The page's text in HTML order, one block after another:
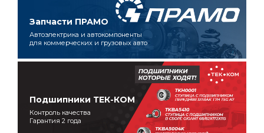
Запчасти ПРАМО
Автоэлектрика и автокомпоненты
для коммерческих и грузовых авто
Подшипники ТЕК-КОМ
Контроль качества
Гарантия 2 года